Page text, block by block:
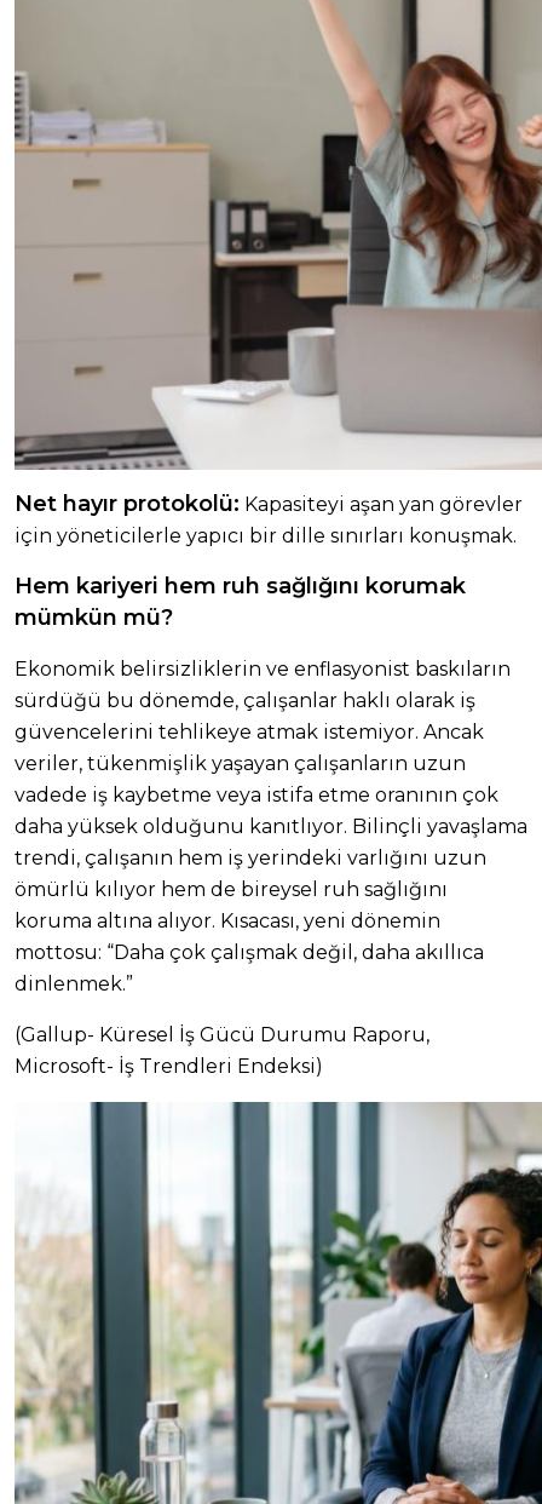
Net hayır protokolü: Kapasiteyi aşan yan görevler
için yöneticilerle yapıcı bir dille sınırları konuşmak.
Hem kariyeri hem ruh sağlığını korumak
mümkün mü?
Ekonomik belirsizliklerin ve enflasyonist baskıların
sürdüğü bu dönemde, çalışanlar haklı olarak iş
güvencelerini tehlikeye atmak istemiyor. Ancak
veriler, tükenmişlik yaşayan çalışanların uzun
vadede iş kaybetme veya istifa etme oranının çok
daha yüksek olduğunu kanıtlıyor. Bilinçli yavaşlama
trendi, çalışanın hem iş yerindeki varlığını uzun
ömürlü kılıyor hem de bireysel ruh sağlığını
koruma altına alıyor. Kısacası, yeni dönemin
mottosu: “Daha çok çalışmak değil, daha akıllıca
dinlenmek.”
(Gallup- Küresel İş Gücü Durumu Raporu,
Microsoft- İş Trendleri Endeksi)